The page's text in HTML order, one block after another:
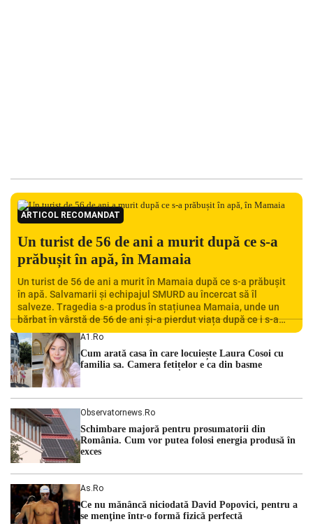
ARTICOL RECOMANDAT
Un turist de 56 de ani a murit după ce s-a
prăbușit în apă, în Mamaia
Un turist de 56 de ani a murit în Mamaia după ce s-a prăbușit
în apă. Salvamarii și echipajul SMURD au încercat să îl
salveze. Tragedia s-a produs în stațiunea Mamaia, unde un
bărbat în vârstă de 56 de ani și-a pierdut viața după ce i s-a
făcut rău în timp ce se afla în […]
A1.ro
Cum arată casa în care locuiește Laura Cosoi cu
familia sa. Camera fetițelor e ca din basme
Observatornews.ro
Schimbare majoră pentru prosumatorii din
România. Cum vor putea folosi energia produsă în
exces
As.ro
Ce nu mănâncă niciodată David Popovici, pentru a
se menţine într-o formă fizică perfectă